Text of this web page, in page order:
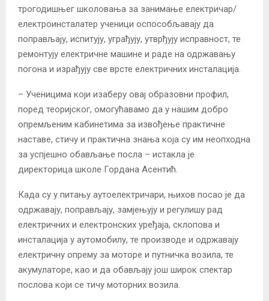
трогодишњег школовања за занимање електричар/
електроинсталатер ученици оспособљавају да
поправљају, испитују, уграђују, утврђују исправност, те
ремонтују електричне машине и раде на одржавању
погона и израђују све врсте електричних инсталација.
– Ученицима који изаберу овај образовни профил,
поред теоријског, омогућавамо да у нашим добро
опремљеним кабинетима за извођење практичне
наставе, стичу и практична знања која су им неопходна
за успјешно обављање посла – истакла је
директорица школе Гордана Асентић.
Када су у питању аутоелектричари, њихов посао је да
одржавају, поправљају, замјењују и регулишу рад
електричних и електронских уређаја, склопова и
инсталација у аутомобилу, те производе и одржавају
електричну опрему за моторе и путничка возила, те
акумулаторе, као и да обављају још широк спектар
послова који се тичу моторних возила.